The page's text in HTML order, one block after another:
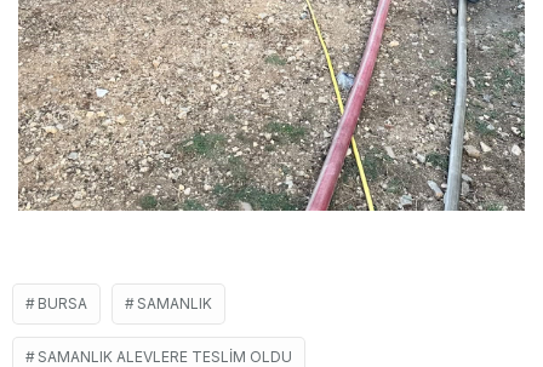
BURSA SAMANLIK
SAMANLIK ALEVLERE TESLIM OLDU